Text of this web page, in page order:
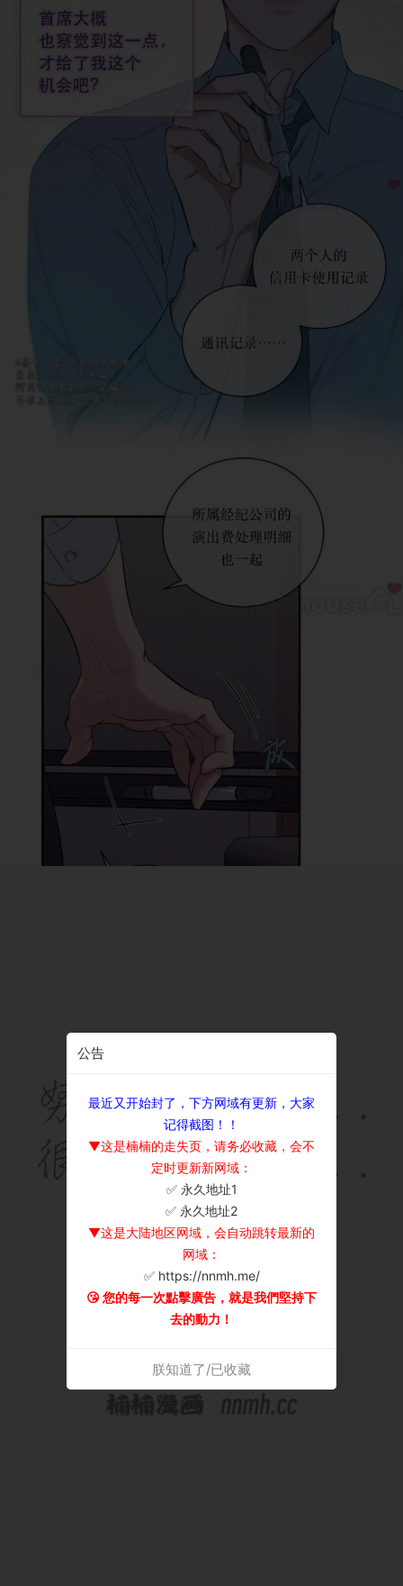
公告
最近又开始封了，下方网域有更新，大家
记得截图！！
▼这是楠楠的走失页，请务必收藏，会不
定时更新新网域：
✅ 永久地址1
✅ 永久地址2
▼这是大陆地区网域，会自动跳转最新的
网域：
✅ https://nnmh.me/
😘 您的每一次點擊廣告，就是我們堅持下
去的動力！
朕知道了/已收藏